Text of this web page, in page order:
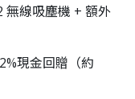
無線吸塵機 + 額外
現金回贈（約